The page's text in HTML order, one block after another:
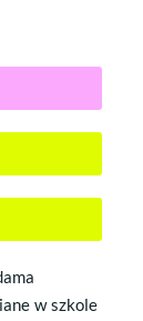
w szkole